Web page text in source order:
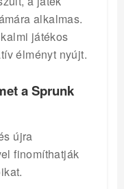
alkalmas.
játékos
élményt nyújt.
a Sprunk
újra
finomíthatják